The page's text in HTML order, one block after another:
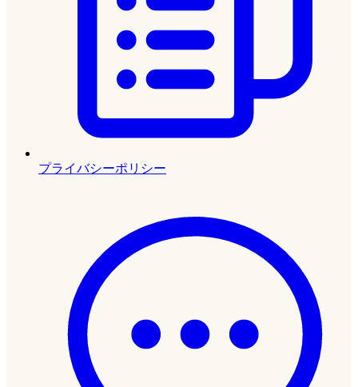
プライバシーポリシー